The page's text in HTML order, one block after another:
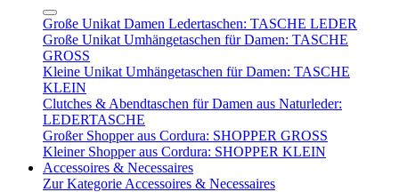
Große Unikat Damen Ledertaschen: TASCHE LEDER
Große Unikat Umhängetaschen für Damen: TASCHE
GROSS
Kleine Unikat Umhängetaschen für Damen: TASCHE
KLEIN
Clutches & Abendtaschen für Damen aus Naturleder:
LEDERTASCHE
Großer Shopper aus Cordura: SHOPPER GROSS
Kleiner Shopper aus Cordura: SHOPPER KLEIN
Accessoires & Necessaires
Zur Kategorie Accessoires & Necessaires